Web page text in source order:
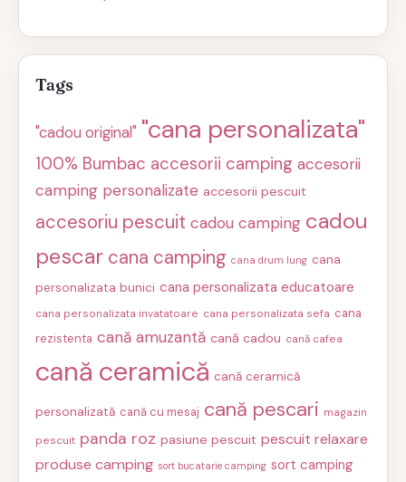
Tags
"cadou original" "cana personalizata"
100% Bumbac accesorii camping accesorii
camping personalizate accesorii pescuit
accesoriu pescuit cadou camping cadou
pescar cana camping cana drum lung cana
personalizata bunici cana personalizata educatoare
cana personalizata invatatoare cana personalizata sefa cana
rezistenta cană amuzantă cană cadou cană cafea
cană ceramică cană ceramică
personalizată cană cu mesaj cană pescari magazin
pescuit panda roz pasiune pescuit pescuit relaxare
produse camping sort bucatarie camping sort camping